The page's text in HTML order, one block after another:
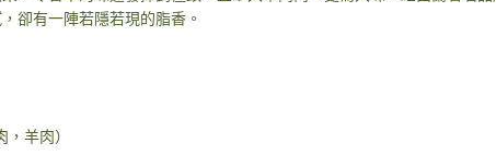
卻有一陣若隱若現的脂香。
羊肉）